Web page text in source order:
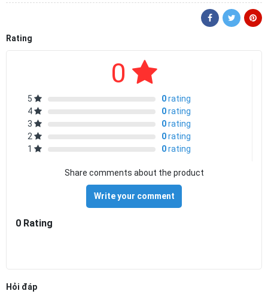
Rating
0
5 0rating
4
0rating
3
0rating
2
0rating
1
0rating
Share comments about the product
Write your comment
0 Rating
Hỏi đáp